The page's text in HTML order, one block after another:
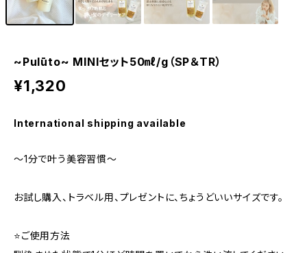
~Pulūto~ MINIセット50㎖/g（SP＆TR）
¥1,320
International shipping available
～1分で叶う美容習慣～
お試し購入、トラベル用、プレゼントに、ちょうどいいサイズです。
⭐ご使用方法